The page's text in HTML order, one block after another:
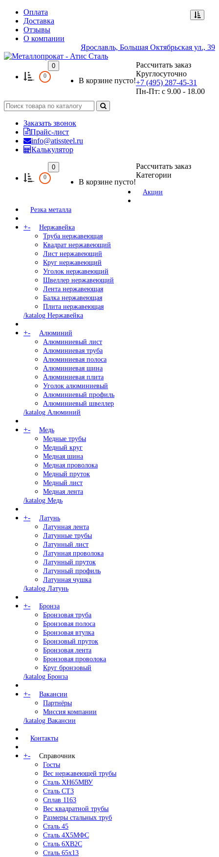
Оплата
Доставка
Отзывы
О компании
Ярославль, Большая Октябрьская ул., 39
0
0
В корзине пусто!
Рассчитать заказ
Круглосуточно
+7 (495) 287-45-31
Пн-Пт: с 9.00 - 18.00
Заказать звонок
Прайс-лист
info@atissteel.ru
Калькулятор
0
0
В корзине пусто!
Рассчитать заказ
Категории
Акции
Резка металла
+-
Нержавейка
Труба нержавеющая
Квадрат нержавеющий
Лист нержавеющий
Круг нержавеющий
Уголок нержавеющий
Швеллер нержавеющий
Лента нержавеющая
Балка нержавеющая
Плита нержавеющая
/katalog Нержавейка
+-
Алюминий
Алюминиевый лист
Алюминиевая труба
Алюминиевая полоса
Алюминиевая шина
Алюминиевая плита
Уголок алюминиевый
Алюминиевый профиль
Алюминиевый швеллер
/katalog Алюминий
+-
Медь
Медные трубы
Медный круг
Медная шина
Медная проволока
Медный пруток
Медный лист
Медная лента
/katalog Медь
+-
Латунь
Латунная лента
Латунные трубы
Латунный лист
Латунная проволока
Латунный пруток
Латунный профиль
Латунная чушка
/katalog Латунь
+-
Бронза
Бронзовая труба
Бронзовая полоса
Бронзовая втулка
Бронзовый пруток
Бронзовая лента
Бронзовая проволока
Круг бронзовый
/katalog Бронза
+-
Вакансии
Партнёры
Миссия компании
/katalog Вакансии
Контакты
+-
Справочник
Госты
Вес нержавеющей трубы
Сталь ХН65МВУ
Сталь СТ3
Сплав 1163
Вес квадратной трубы
Размеры стальных труб
Сталь 45
Сталь 4Х5МФС
Сталь 6ХВ2С
Сталь 65х13